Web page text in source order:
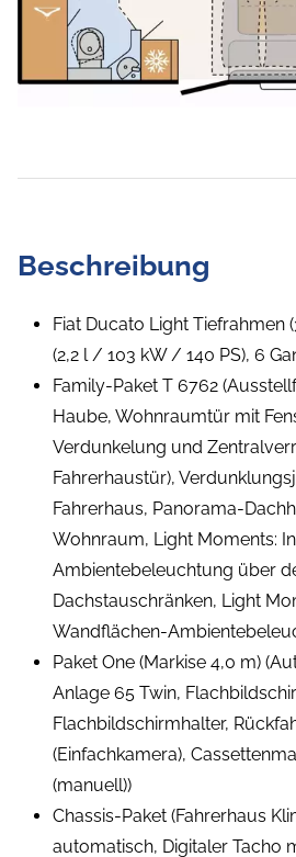
Beschreibung
Fiat Ducato Light Tiefrahmen
(2,2 l / 103 kW / 140 PS), 6
Family-Paket T 6762
Haube, Wohnraumtür mit
Verdunkelung und
Fahrerhaustür),
Fahrerhaus, Panorama-
Wohnraum, Light Moments:
Ambientebeleuchtung über
Dachstauschränken, Light
Wandflächen-
Paket One (Markise 4,0 m)
Anlage 65 Twin,
Flachbildschirmhalter,
(Einfachkamera),
(manuell))
Chassis-Paket (Fahrerhaus
automatisch, Digitaler Tacho